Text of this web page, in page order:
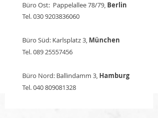
Büro Ost: Pappelallee 78/79, Berlin
Tel.030 9203836060
Büro Süd: Karlsplatz 3, München
Tel.089 25557456
Büro Nord: Ballindamm 3, Hamburg
Tel.040 809081328